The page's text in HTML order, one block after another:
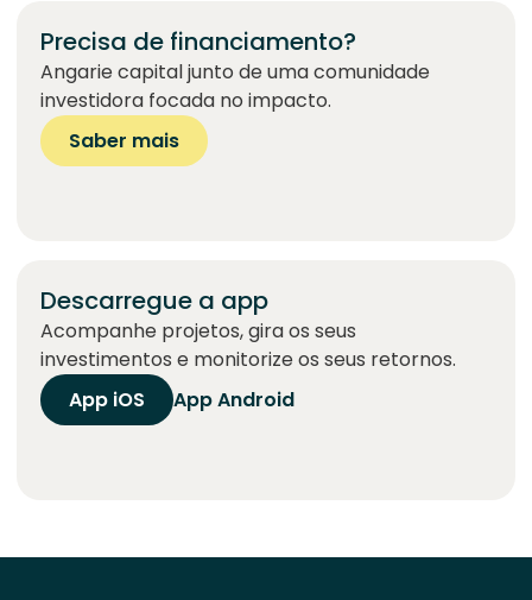
Precisa de financiamento?
Angarie capital junto de uma comunidade
investidora focada no impacto.
Saber mais
Descarregue a app
Acompanhe projetos, gira os seus
investimentos e monitorize os seus retornos.
App iOS
App Android